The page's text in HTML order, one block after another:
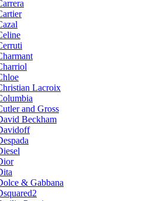
Lacroix
and Gross
Beckham
& Gabbana